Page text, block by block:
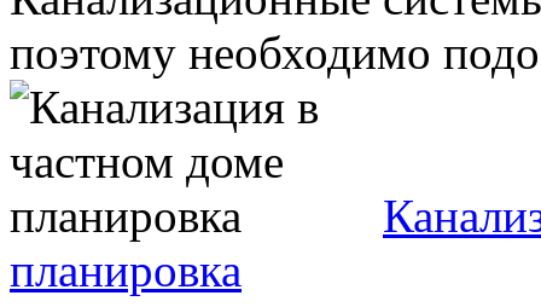
поэтому необходимо
планировка